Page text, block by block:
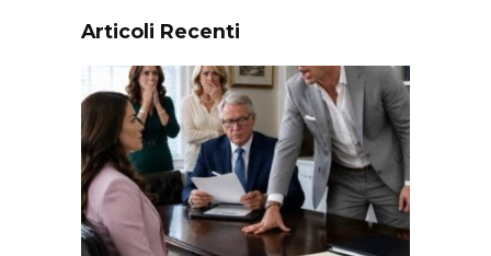
Articoli Recenti